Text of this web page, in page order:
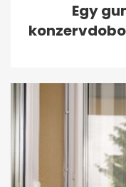
Egy